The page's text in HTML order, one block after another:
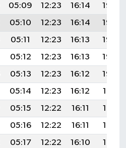
05:09 12:23 16:14
19:27
05:10 12:23 16:14
19:26
05:11 12:23 16:13
19:25
05:12 12:23 16:13
19:23
05:13 12:23 16:12
19:22
05:14 12:23 16:12
19:21
05:15 12:22 16:11
19:19
05:16 12:22 16:11
19:18
05:17 12:22 16:10
19:17